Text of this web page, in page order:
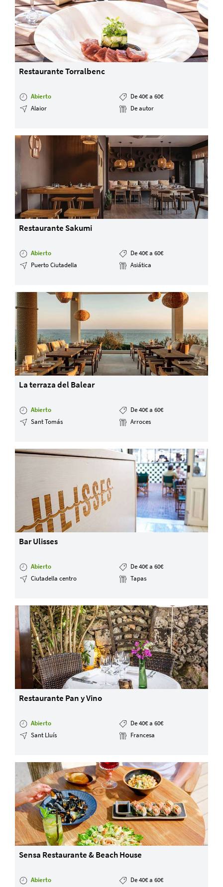
Restaurante Torralbenc
Abierto
De 40€ a 60€
Alaior
De autor
Restaurante Sakumi
Abierto
De 40€ a 60€
Puerto Ciutadella
Asiática
La terraza del Balear
Abierto
De 40€ a 60€
Sant Tomás
Arroces
Bar Ulisses
Abierto
De 40€ a 60€
Ciutadella centro
Tapas
Restaurante Pan y Vino
Abierto
De 40€ a 60€
Sant Lluís
Francesa
Sensa Restaurante & Beach House
Abierto
De 40€ a 60€